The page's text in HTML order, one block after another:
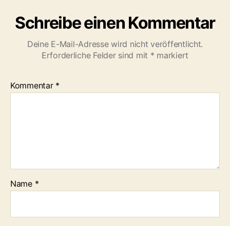
*
n
f
s
g
c
Schreibe einen Kommentar
Deine E-Mail-Adresse wird nicht veröffentlicht.
Erforderliche Felder sind mit * markiert
Kommentar *
Name *